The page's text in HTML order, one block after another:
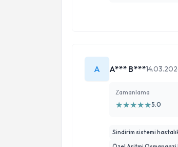
A A*** B***
Zamanlama
★★★★★5.0
Sindirim sistemi